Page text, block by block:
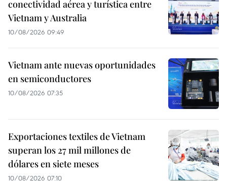
conectividad aérea y turística entre
Vietnam y Australia
10/08/2026 09:49
Vietnam ante nuevas oportunidades
en semiconductores
10/08/2026 07:35
Exportaciones textiles de Vietnam
superan los 27 mil millones de
dólares en siete meses
10/08/2026 07:10